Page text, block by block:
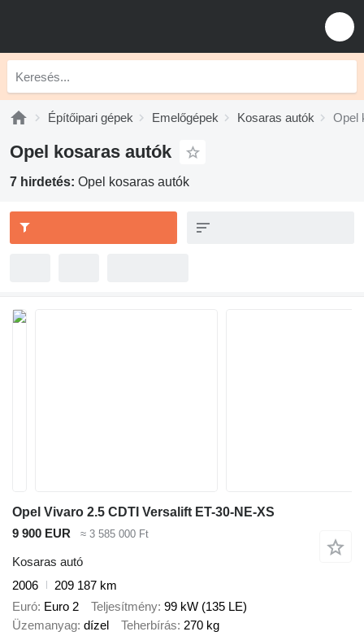
Építőipari gépek Emelőgépek Kosaras autók Opel
Opel kosaras autók
7 hirdetés: Opel kosaras autók
Opel Vivaro 2.5 CDTI Versalift ET-30-NE-XS
9 900 EUR
≈ 3 585 000 Ft
Kosaras autó
2006
209 187 km
Euró Euro 2 Teljesítmény 99 kW (135 LE)
Üzemanyag dízel Teherbírás 270 kg